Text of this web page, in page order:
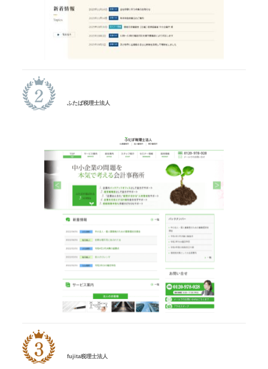
ふたば税理士法人
fujita税理士法人